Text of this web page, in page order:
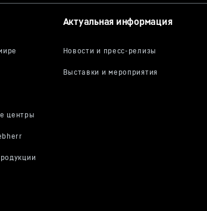
Актуальная информация